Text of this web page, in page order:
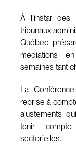
À l’instar
tribunaux
Québec
médiations
semaines tant
La
reprise à
ajustements
tenir
sectorielles.